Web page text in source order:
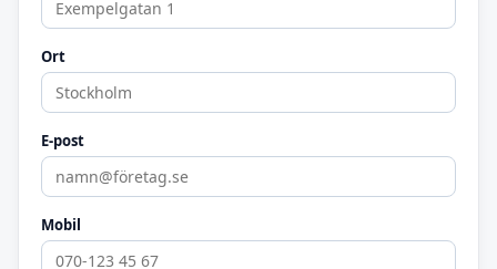
Ort
E-post
Mobil